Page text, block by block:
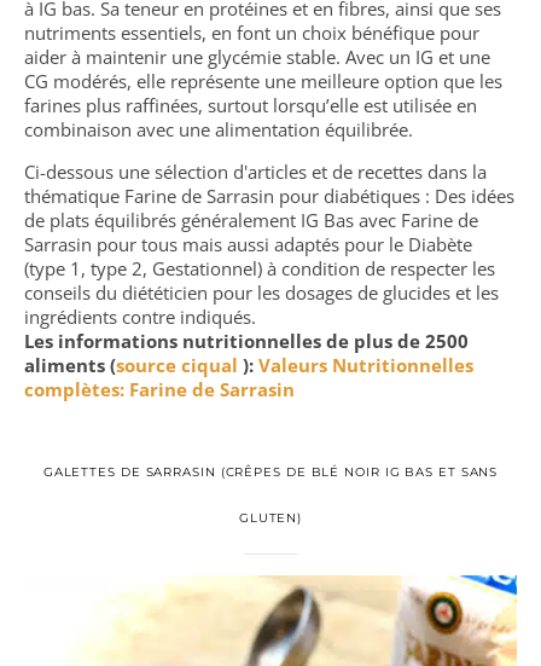
à IG bas. Sa teneur en protéines et en fibres, ainsi que ses
nutriments essentiels, en font un choix bénéfique pour
aider à maintenir une glycémie stable. Avec un IG et une
CG modérés, elle représente une meilleure option que les
farines plus raffinées, surtout lorsqu’elle est utilisée en
combinaison avec une alimentation équilibrée.
Ci-dessous une sélection d'articles et de recettes dans la
thématique Farine de Sarrasin pour diabétiques : Des idées
de plats équilibrés généralement IG Bas avec Farine de
Sarrasin pour tous mais aussi adaptés pour le Diabète
(type 1, type 2, Gestationnel) à condition de respecter les
conseils du diététicien pour les dosages de glucides et les
ingrédients contre indiqués.
Les informations nutritionnelles de plus de 2500
aliments (source ciqual ): Valeurs Nutritionnelles
complètes: Farine de Sarrasin
GALETTES DE SARRASIN (CRÊPES DE BLÉ NOIR IG BAS ET SANS
GLUTEN)